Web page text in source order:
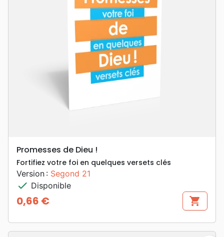
Promesses de Dieu !
Fortifiez votre foi en quelques versets clés
Version : Segond 21
check Disponible
Prix
0,66 € shopping_cart